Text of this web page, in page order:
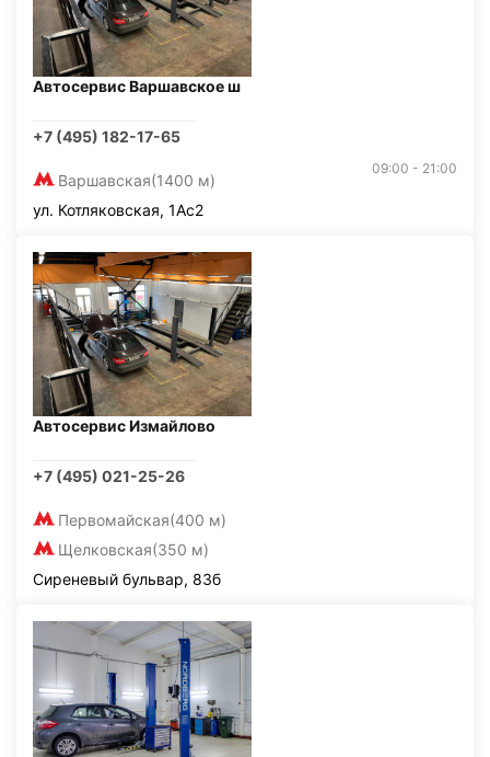
Автосервис Варшавское ш
+7 (495) 182-17-65
Варшавская(1400 м)
09:00 - 21:00
ул. Котляковская, 1Ас2
Автосервис Измайлово
+7 (495) 021-25-26
Первомайская(400 м)
Щелковская(350 м)
Сиреневый бульвар, 83б